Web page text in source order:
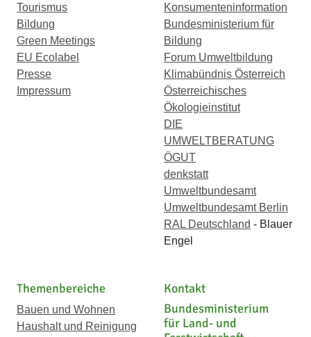
Tourismus
Bildung
Green Meetings
EU Ecolabel
Presse
Impressum
Konsumenteninformation
Bundesministerium für
Bildung
Forum Umweltbildung
Klimabündnis Österreich
Österreichisches
Ökologieinstitut
DIE
UMWELTBERATUNG
ÖGUT
denkstatt
Umweltbundesamt
Umweltbundesamt Berlin
RAL Deutschland - Blauer
Engel
Themenbereiche
Bauen und Wohnen
Haushalt und Reinigung
Kontakt
Bundesministerium
für Land- und